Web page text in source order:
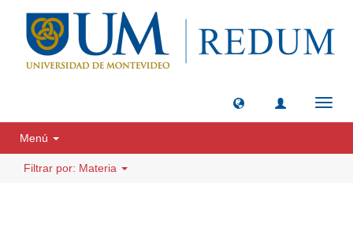
Menú
Filtrar por: Materia